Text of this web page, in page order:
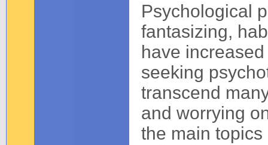
Psychological
fantasizing,
have
seeking
transcend
and worrying
the main